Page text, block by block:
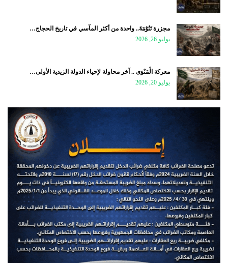
مجزرة تَنُوْمَةَ.. واحدة من أكثر المآسي في تاريخ الحجاج…
يوليو 26, 2026
معركة الْمَنْوَى .. آخر محاولة لإحياء الدولة الزيدية الأولى…
يوليو 20, 2026